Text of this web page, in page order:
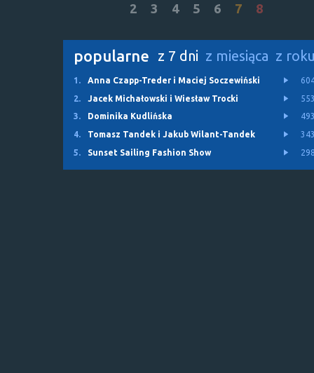
2
3 4 5 6 7 8
popularne z 7 dni z miesiąca z
1. Anna Czapp-Treder i Maciej Soczewiński
2.
Jacek Michałowski i Wiesław Trocki
3.
Dominika Kudlińska
4.
Tomasz Tandek i Jakub Wilant-Tandek
5.
Sunset Sailing Fashion Show